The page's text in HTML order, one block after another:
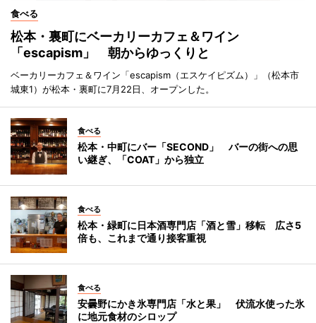
食べる
松本・裏町にベーカリーカフェ＆ワイン
「escapism」 朝からゆっくりと
ベーカリーカフェ＆ワイン「escapism（エスケイピズム）」（松本市
城東1）が松本・裏町に7月22日、オープンした。
食べる
松本・中町にバー「SECOND」 バーの街への思
い継ぎ、「COAT」から独立
食べる
松本・緑町に日本酒専門店「酒と雪」移転 広さ5
倍も、これまで通り接客重視
食べる
安曇野にかき氷専門店「水と果」 伏流水使った氷
に地元食材のシロップ